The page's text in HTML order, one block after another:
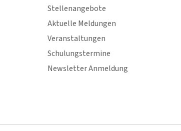
Stellenangebote
Aktuelle Meldungen
Veranstaltungen
Schulungstermine
Newsletter Anmeldung